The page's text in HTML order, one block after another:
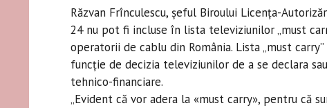
Răzvan Frînculescu, şeful Biroului Licenţa-
24 nu pot fi incluse în lista televiziunilor „must
operatorii de cablu din România. Lista „must
funcţie de decizia televiziunilor de a se declara
tehnico-financiare.
„Evident că vor adera la «must carry», pentru că